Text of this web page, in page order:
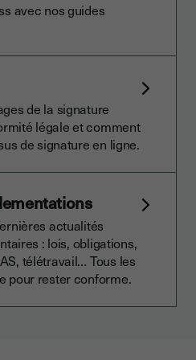
avec nos guides
de la signature
légale et comment
de signature en ligne.
actualités
: lois, obligations,
télétravail… Tous les
pour rester conforme.